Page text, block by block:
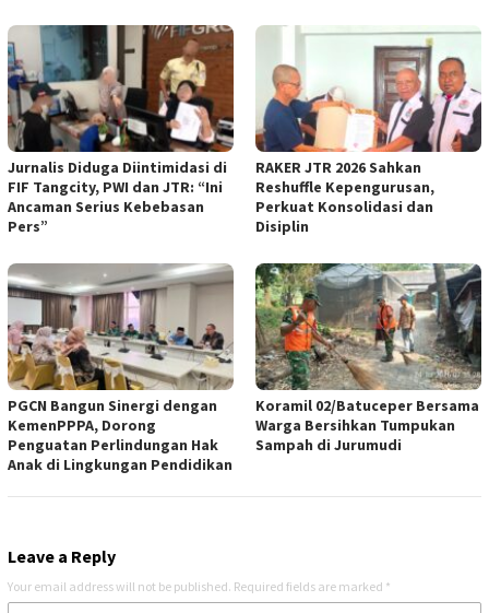
Jurnalis Diduga Diintimidasi di
FIF Tangcity, PWI dan JTR: “Ini
Ancaman Serius Kebebasan
Pers”
RAKER JTR 2026 Sahkan
Reshuffle Kepengurusan,
Perkuat Konsolidasi dan
Disiplin
PGCN Bangun Sinergi dengan
KemenPPPA, Dorong
Penguatan Perlindungan Hak
Anak di Lingkungan Pendidikan
Koramil 02/Batuceper Bersama
Warga Bersihkan Tumpukan
Sampah di Jurumudi
Leave a Reply
Your email address will not be published. Required fields are marked *